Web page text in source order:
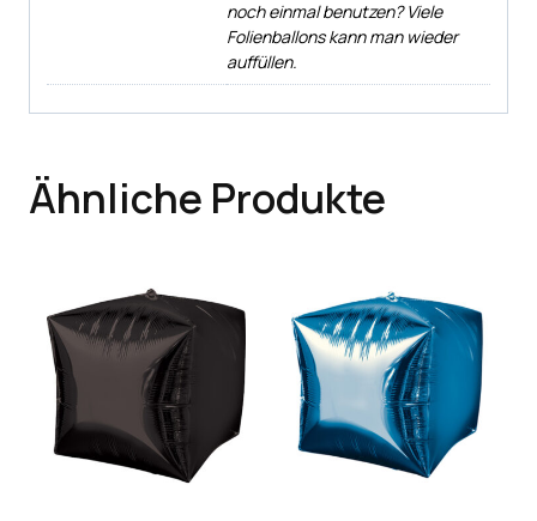
noch einmal benutzen? Viele
Folienballons kann man wieder
auffüllen.
Ähnliche Produkte